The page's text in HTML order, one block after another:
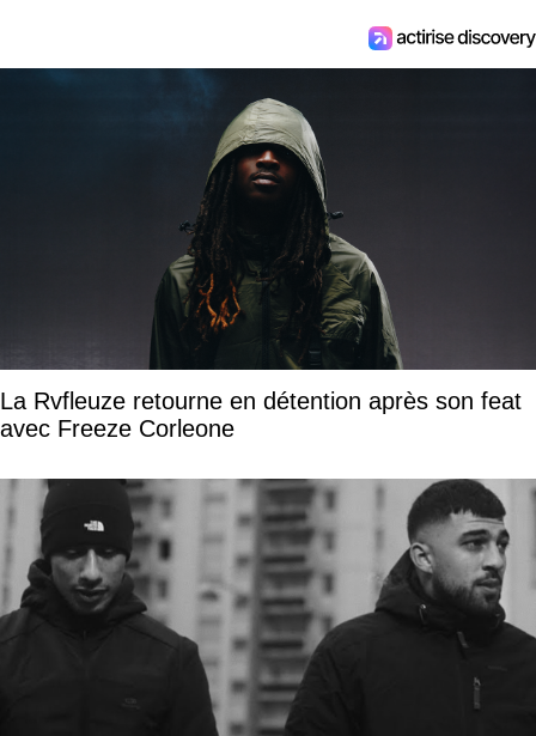
La Rvfleuze retourne en détention après son feat
avec Freeze Corleone